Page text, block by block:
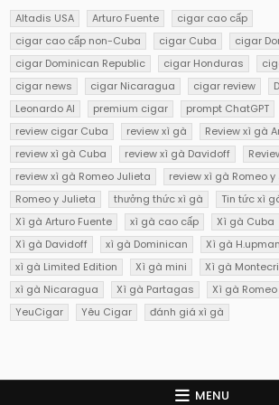
Altadis USA Arturo Fuente
cigar cao cấp
cigar cao cấp non-Cuba
cigar Cuba
cigar
cigar Dominican Republic
cigar Honduras
cigar news
cigar Nicaragua cigar review
Leonardo AI
premium cigar prompt ChatGPT
review cigar Cuba
review xì gà
Review xì gà
review xì gà Cuba
review xì gà Davidoff
review xì gà Romeo Julieta
review xì gà Romeo
Romeo y Julieta
thưởng thức xì gà
Tin tức xì
Xì gà Arturo Fuente
xì gà cao cấp Xì gà Cuba
Xì gà Davidoff
xì gà Dominican Xì gà
xì gà Limited Edition
Xì gà mini
Xì gà
xì gà Nicaragua
Xì gà Partagas
Xì gà
YeuCigar
Yêu Cigar đánh giá xì gà
MENU